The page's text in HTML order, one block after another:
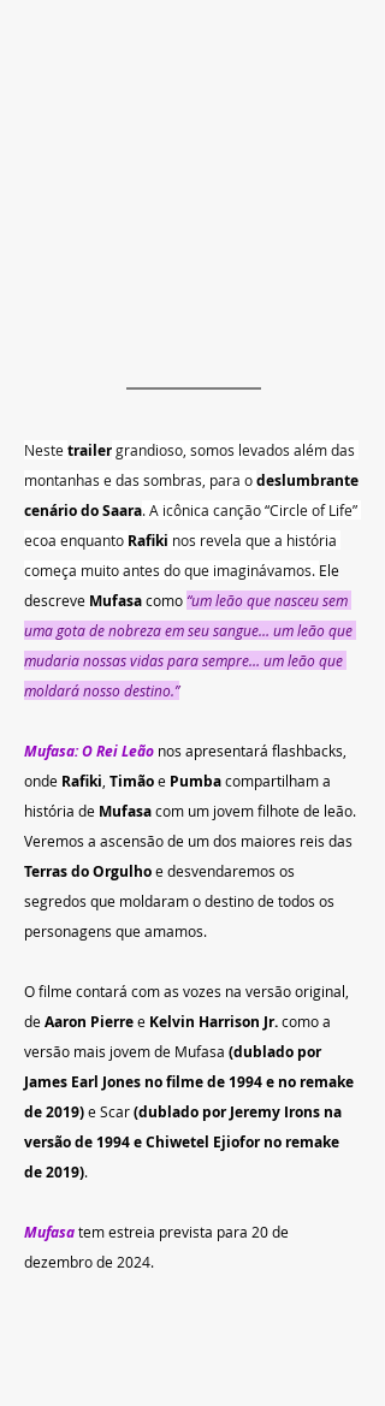
Neste trailer grandioso, somos levados além das
montanhas e das sombras, para o deslumbrante
cenário do Saara. A icônica canção “Circle of Life”
ecoa enquanto Rafiki nos revela que a história
começa muito antes do que imaginávamos. Ele
descreve Mufasa como “um leão que nasceu sem
uma gota de nobreza em seu sangue… um leão que
mudaria nossas vidas para sempre… um leão que
moldará nosso destino.”
Mufasa: O Rei Leão nos apresentará flashbacks,
onde Rafiki, Timão e Pumba compartilham a
história de Mufasa com um jovem filhote de leão.
Veremos a ascensão de um dos maiores reis das
Terras do Orgulho e desvendaremos os
segredos que moldaram o destino de todos os
personagens que amamos.
O filme contará com as vozes na versão original,
de Aaron Pierre e Kelvin Harrison Jr. como a
versão mais jovem de Mufasa (dublado por
James Earl Jones no filme de 1994 e no remake
de 2019) e Scar (dublado por Jeremy Irons na
versão de 1994 e Chiwetel Ejiofor no remake
de 2019).
Mufasa tem estreia prevista para 20 de
dezembro de 2024.